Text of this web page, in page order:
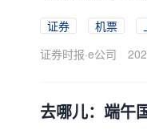
证券 机票
证券时报·e公司
去哪儿：端午